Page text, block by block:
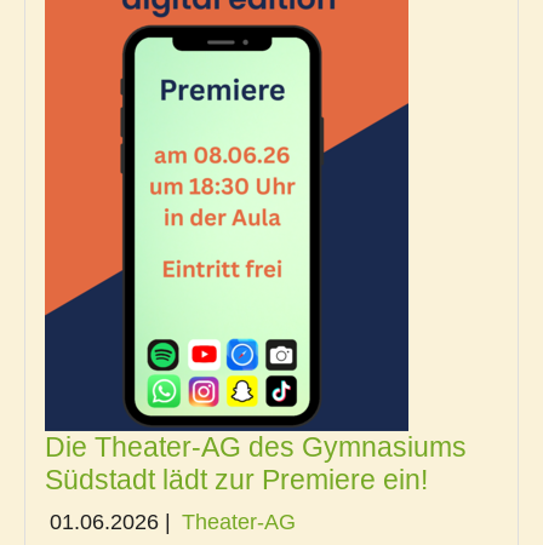
Die Theater-AG des Gymnasiums
Südstadt lädt zur Premiere ein!
01.06.2026 Theater-AG